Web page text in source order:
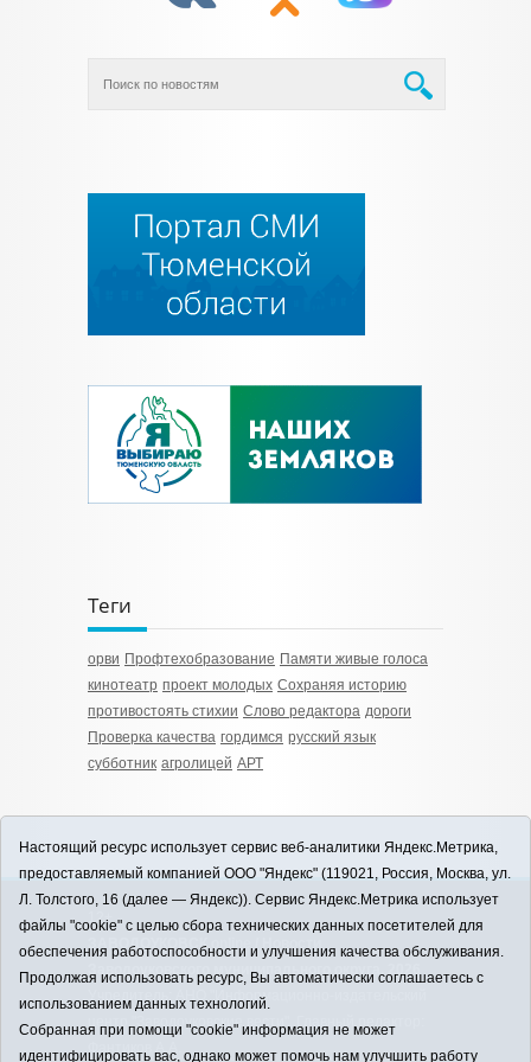
Теги
орви Профтехобразование Памяти живые голоса
кинотеатр проект молодых Сохраняя историю
противостоять стихии Слово редактора дороги
Проверка качества гордимся русский язык
субботник агролицей АРТ
12+
ЗАВОДОУКОВСК online / Новости
Заводоуковского муниципального округа, 2026
Учредитель: АНО "Информационно-издательский
центр "Заводоуковские вести". Главный редактор:
Настоящий ресурс использует сервис веб-аналитики Яндекс.Метрика,
предоставляемый компанией ООО "Яндекс" (119021, Россия, Москва, ул.
Л. Толстого, 16 (далее — Яндекс)). Сервис Яндекс.Метрика использует
файлы "cookie" с целью сбора технических данных посетителей для
обеспечения работоспособности и улучшения качества обслуживания.
Продолжая использовать ресурс, Вы автоматически соглашаетесь с
использованием данных технологий.
Собранная при помощи "cookie" информация не может
идентифицировать вас, однако может помочь нам улучшить работу